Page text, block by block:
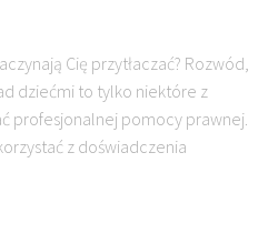
Cię przytłaczać? Rozwód,
dziećmi to tylko niektóre z
profesjonalnej pomocy prawnej.
z doświadczenia